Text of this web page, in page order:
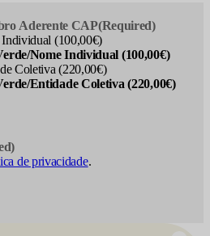
Aderente CAP(Required)
(100,00€)
Nome Individual (100,00€)
Coletiva (220,00€)
Entidade Coletiva (220,00€)
de privacidade.